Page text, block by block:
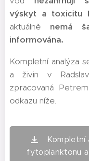
výskyt a toxicitu
aktuálně nemá
informována.
Kompletní analýza
a živin v
zpracovaná
odkazu níže.
Kompletní
fytoplanktonu